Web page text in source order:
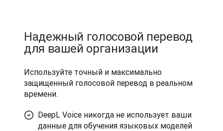
Надежный голосовой перевод
для вашей организации
Используйте точный и максимально
защищенный голосовой перевод в реальном
времени.
DeepL Voice никогда не использует ваши
данные для обучения языковых моделей